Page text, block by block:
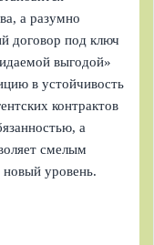
а разумно
договор под ключ
выгодой»
в устойчивость
контрактов
а
смелым
новый уровень.